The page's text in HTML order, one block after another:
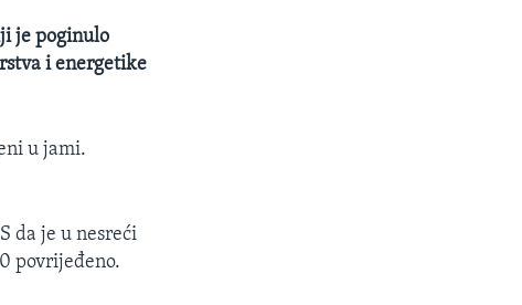
je poginulo
i energetike
u jami.
da je u nesreći
povrijeđeno.